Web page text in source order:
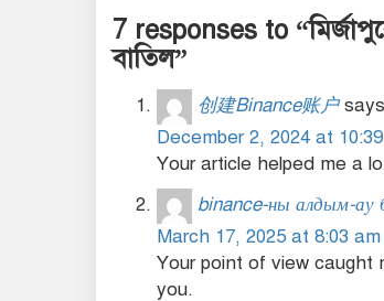
7 responses to
বাতিল”
创建Binance账户
December 2, 2024 at
Your article helped me a
binance-ны алдым-ау
March 17, 2025 at 8:03 am
Your point of view
you.